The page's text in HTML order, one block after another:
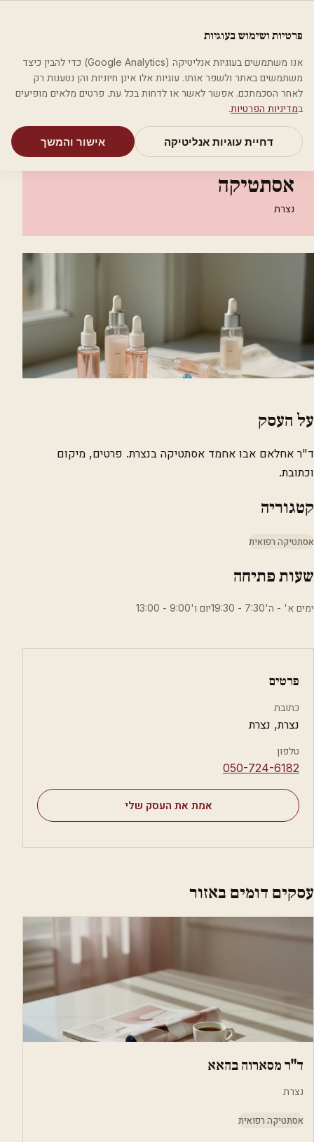
מאמריםקטגוריותחיפושאודות
בית קטגוריות
אסתטיקה רפואית
ד"ר אחלאם אבו אחמד אסתטיקה
ד"ר אחלאם אבו אחמד
אסתטיקה
נצרת
על העסק
ד"ר אחלאם אבו אחמד אסתטיקה בנצרת. פרטים, מיקום
וכתובת.
קטגוריה
אסתטיקה רפואית
שעות פתיחה
ימים א' - ה'7:30 - 19:30יום ו'9:00 - 13:00
פרטים
כתובת
נצרת, נצרת
טלפון
⁦050-724-6182⁩
אמת את העסק שלי
עסקים דומים באזור
ד"ר מסארוה בהאא
נצרת
אסתטיקה רפואית
פרטיות ושימוש בעוגיות
אנו משתמשים בעוגיות אנליטיקה (Google Analytics) כדי להבין כיצד
משתמשים באתר ולשפר אותו. עוגיות אלו אינן חיוניות והן נטענות רק
לאחר הסכמתכם. אפשר לאשר או לדחות בכל עת. פרטים מלאים מופיעים
במדיניות הפרטיות.
דחיית עוגיות אנליטיקה אישור והמשך